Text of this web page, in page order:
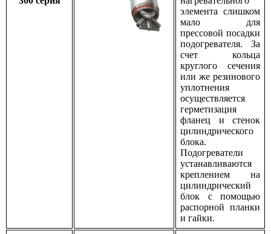
элемента слишком
мало для
прессовой посадки
подогревателя. За
счет кольца
круглого сечения
или же резинового
уплотнения
осуществляется
герметизация
фланец и стенок
цилиндрического
блока.
Подогреватели
устанавливаются
креплением на
цилиндрический
блок с помощью
распорной планки
и гайки.